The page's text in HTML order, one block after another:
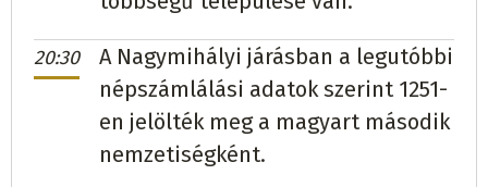
20:30
A Nagymihályi járásban a legutóbbi
népszámlálási adatok szerint 1251-
en jelölték meg a magyart második
nemzetiségként.